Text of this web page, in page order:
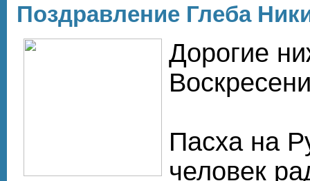
Поздравление Глеба
Дорогие
Пасха на
человек